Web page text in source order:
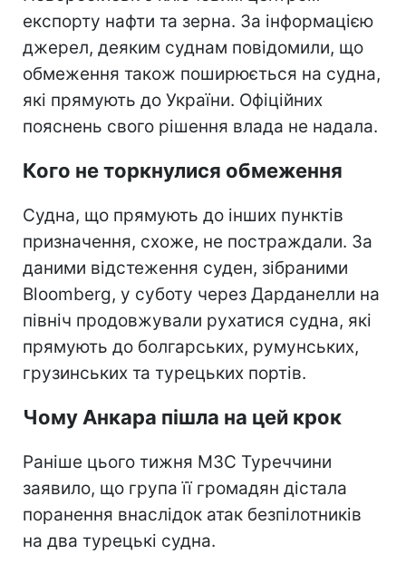
експорту нафти та зерна. За інформацією
джерел, деяким суднам повідомили, що
обмеження також поширюється на судна,
які прямують до України. Офіційних
пояснень свого рішення влада не надала.
Кого не торкнулися обмеження
Судна, що прямують до інших пунктів
призначення, схоже, не постраждали. За
даними відстеження суден, зібраними
Bloomberg, у суботу через Дарданелли на
північ продовжували рухатися судна, які
прямують до болгарських, румунських,
грузинських та турецьких портів.
Чому Анкара пішла на цей крок
Раніше цього тижня МЗС Туреччини
заявило, що група її громадян дістала
поранення внаслідок атак безпілотників
на два турецькі судна.